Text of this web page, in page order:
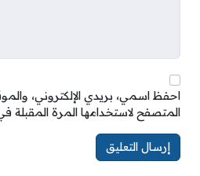
احفظ اسمي، بريدي الإلكتروني،
المتصفح لاستخدامها المرة المقبلة